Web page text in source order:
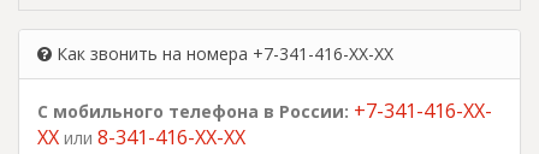
Как звонить на номера +7-341-416-XX-XX
С мобильного телефона в России: +7-341-416-XX-
XX или 8-341-416-XX-XX